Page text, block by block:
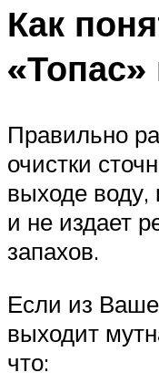
Как
«Топас»
Правильно
очистки
выходе воду,
и не издает
запахов.
Если из
выходит
что: